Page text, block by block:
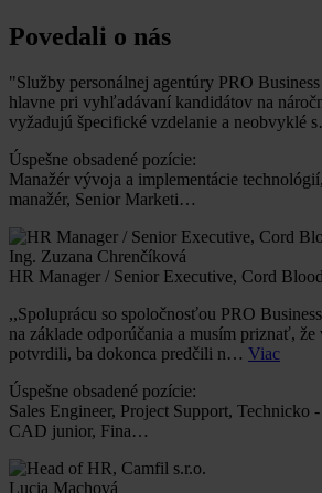
Povedali o nás
"Služby personálnej agentúry PRO
hlavne pri vyhľadávaní kandidátov na
vyžadujú špecifické vzdelanie a neobvyklé
Úspešne obsadené pozície:
Manažér vývoja a implementácie
manažér, Senior Marketi…
Ing. Zuzana Chrenčíková
HR Manager / Senior Executive, Cord
,,Spoluprácu so spoločnosťou PRO
na základe odporúčania a musím priznať,
potvrdili, ba dokonca predčili n… Viac
Úspešne obsadené pozície:
Sales Engineer, Project Support, Technicko
CAD junior, Fina…
Lucia Machová